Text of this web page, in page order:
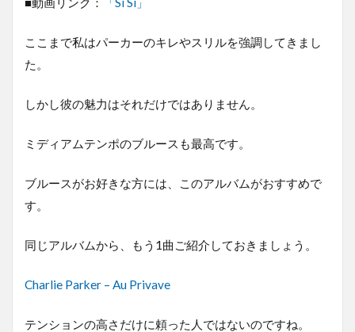
ここまで私はパーカーのキレやスリルを強調してきまし
た。
しかし彼の魅力はそれだけではありません。
ミディアムテンポのブルースも最高です。
ブルースがお好きな方には、このアルバムがおすすめで
す。
同じアルバムから、もう1曲ご紹介しておきましょう。
Charlie Parker – Au Privave
テンションの高さだけに頼った人ではないのですね。